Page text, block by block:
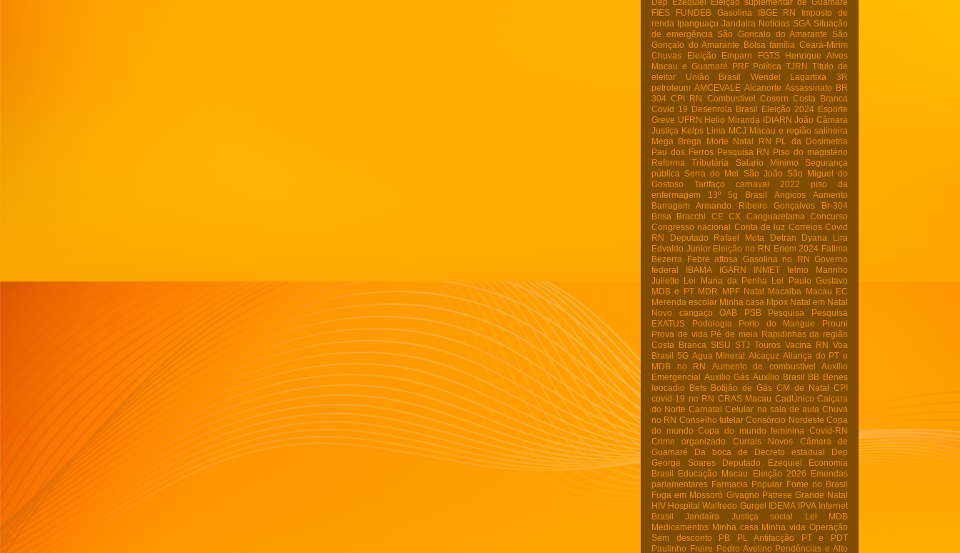
FIES
FUNDEB Gasolina IBGE RN
Imposto de
renda Ipanguaçu Jandaira Notícias SGA Situação
de emergência
São Goncalo do Amarante
São
Gonçalo do Amarante
Bolsa família Ceará-Mirim
Chuvas
Eleição Emparn FGTS
Henrique Alves
Macau e Guamaré
PRF Política TJRN Titulo de
eleitor
União Brasil Wendel Lagartixa
3R
petroleum AMCEVALE Alcanorte Assassinato BR
304 CPI RN Combustivel Cosern Costa Branca
Covid 19 Desenrola Brasil Eleição 2024 Esporte
Greve UFRN Helio Miranda IDIARN João Câmara
Justiça Kelps Lima MCJ Macau e região salineira
Mega Brega
Morte Natal RN
PL da Dosimetria
Pau dos Ferros Pesquisa RN Piso do magistério
Reforma Tributária
Salario Minimo
Segurança
pública
Serra do Mel São João
São Miguel do
Gostoso
Tarifaço carnaval 2022
piso da
enfermagem
13º 5g Brasil Angicos
Aumento
Barragem Armando Ribeiro Gonçalves
Br-304
Brisa Bracchi
CE CX Canguaretama
Concurso
Congresso nacional Conta de luz Correios Covid
RN
Deputado Rafael Mota Detran
Dyana Lira
Edvaldo Junior Eleição no RN Enem 2024 Fatima
Bezerra
Febre aftosa Gasolina no RN Governo
federal
IBAMA IGARN INMET
Ielmo Marinho
Juliette
Lei Maria da Penha
Lei Paulo Gustavo
MDB e PT MDR MPF Natal Macaiba
Macau EC
Merenda escolar Minha casa Mpox Natal em Natal
Novo cangaço
OAB PSB Pesquisa
Pesquisa
EXATUS
Podologia Porto do Mangue
Prouni
Prova de vida Pé de meia Rapidinhas da região
Costa Branca
SISU STJ Touros Vacina RN Voa
Brasil 5G Agua MIneral Alcaçuz Aliança do PT e
MDB no RN
Aumento de combustível
Auxilio
Emergencial Auxilio Gás Auxílio Brasil BB Benes
leocadio
Bets Botijão de Gás CM de Natal CPI
covid-19 no RN CRAS Macau CadÚnico Caiçara
do Norte Carnatal Celular na sala de aula Chuva
no RN Conselho tutelar Consórcio Nordeste Copa
do mundo Copa do mundo feminina
Covid-RN
Crime organizado
Currais Novos
Câmara de
Guamaré
Da boca de Decreto estadual
Dep
George Soares
Deputado Ezequiel
Economia
Brasil
Educação Macau Eleição 2026
Emendas
parlamentares Farmacia Popular Fome no Brasil
Fuga em Mossoró Givagno Patrese Grande Natal
HIV Hospital Walfredo Gurgel IDEMA IPVA Internet
Brasil
Jandaíra Justiça social Lei
MDB
Medicamentos Minha casa Minha vida Operação
Sem desconto
PB PL Antifacção
PT e PDT
Paulinho Freire Pedro Avelino Pendências e Alto